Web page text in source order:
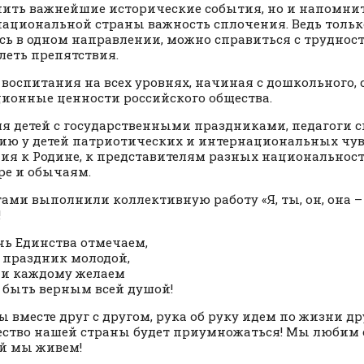
важнейшие исторические события, но и
страны важность сплочения. Ведь
в одном направлении, можно справиться с
препятствия.
на всех уровнях, начиная с дошкольного,
ценности российского общества.
детей с государственными праздниками, педагоги
у детей патриотических и интернациональных
к Родине, к представителям разных
и обычаям.
выполнили коллективную работу «Я, ты, он, она
Единства отмечаем,
праздник молодой,
каждому желаем
быть верным всей душой!
вместе друг с другом, рука об руку идем по жизни
нашей страны будет приумножаться! Мы любим
мы живем!